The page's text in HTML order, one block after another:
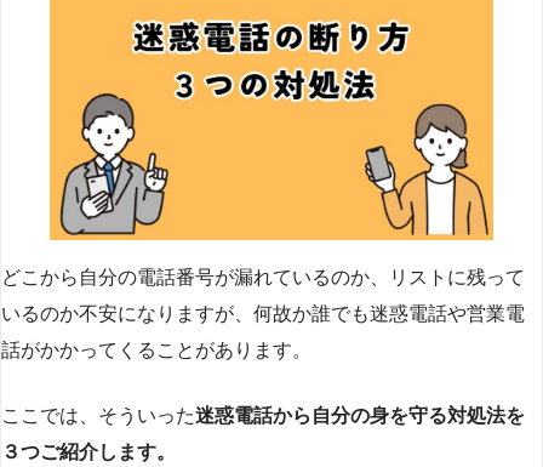
どこから自分の電話番号が漏れているのか、リストに残って
いるのか不安になりますが、何故か誰でも迷惑電話や営業電
話がかかってくることがあります。
ここでは、そういった迷惑電話から自分の身を守る対処法を
３つご紹介します。